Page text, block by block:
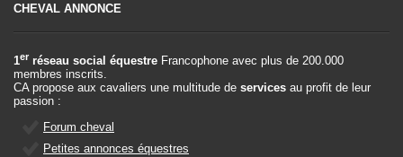
CHEVAL ANNONCE
1er réseau social équestre Francophone avec plus de 200.000
membres inscrits.
CA propose aux cavaliers une multitude de services au profit de leur
passion :
Forum cheval
Petites annonces équestres